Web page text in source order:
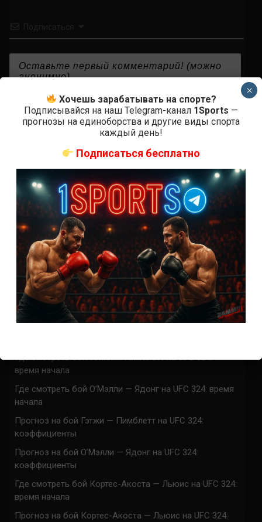
{} [+]
КОММЕНТАРИЕВ
СВЕЖИЕ ЗАПИСИ
ACA 200 прямая трансляция
Марафон боев UFC 325 прямая трансляция
UFC 324 прямая трансляция
Где смотреть бой Гэтжи — Пимблетт на UFC 324:
время начала
Где смотреть бой О’Мэлли — Ядонг на UFC 324: время
начала
Прогноз на бой Гэтжи — Пимблетт на UFC 324:
коэффициенты
Прогноз на бой О’Мэлли — Ядонг на UFC 324:
коэффициенты
Где смотреть бой Кортес-Акоста — Льюис на UFC 324:
время начала
Прогноз на бой Кортес-Акоста — Льюис на UFC 324:
Хочешь зарабатывать на спорте?
Подписывайся на наш Telegram-канал 1Sports —
прогнозы на единоборства и другие виды спорта
каждый день!
Подписаться бесплатно
×